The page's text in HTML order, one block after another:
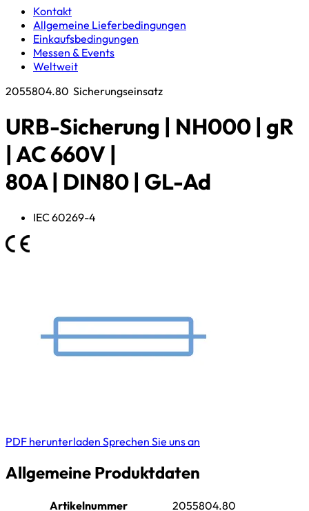
Kontakt
Allgemeine Lieferbedingungen
Einkaufsbedingungen
Messen & Events
Weltweit
2055804.80 Sicherungseinsatz
URB-Sicherung | NH000 | gR
| AC 660V |
80A | DIN80 | GL-Ad
IEC 60269-4
PDF herunterladen Sprechen Sie uns an
Allgemeine Produktdaten
Artikelnummer
2055804.80